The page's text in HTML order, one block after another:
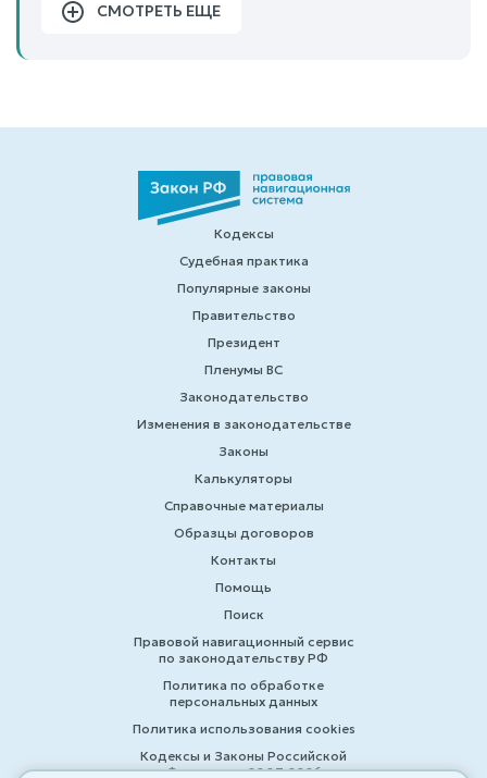
СМОТРЕТЬ ЕЩЕ
Кодексы
Судебная практика
Популярные законы
Правительство
Президент
Пленумы ВС
Законодательство
Изменения в законодательстве
Законы
Калькуляторы
Справочные материалы
Образцы договоров
Контакты
Помощь
Поиск
Правовой навигационный сервис
по законодательству РФ
Политика по обработке
персональных данных
Политика использования cookies
Кодексы и Законы Российской
Федерации 2007-2026